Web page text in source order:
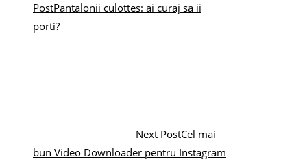
PostPantalonii culottes: ai curaj sa ii
porti?
Next PostCel mai
bun Video Downloader pentru Instagram